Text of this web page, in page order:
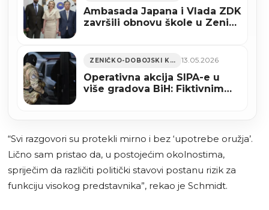
Ambasada Japana i Vlada ZDK
završili obnovu škole u Zenici
ZENIČKO-DOBOJSKI KANTON 13.05.2026
Operativna akcija SIPA-e u
više gradova BiH: Fiktivnim
“Svi razgovori su protekli mirno i bez ‘upotrebe oružja’.
Lično sam pristao da, u postojećim okolnostima,
spriječim da različiti politički stavovi postanu rizik za
funkciju visokog predstavnika”, rekao je Schmidt.